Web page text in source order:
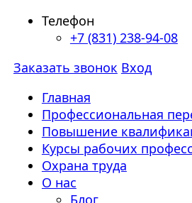
Телефон
+7 (831) 238-94-08
Заказать звонок Вход
Главная
Профессиональная
Повышение
Курсы рабочих
Охрана труда
О нас
Блог